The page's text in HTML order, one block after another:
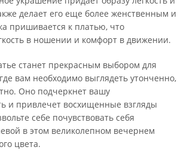
делает его еще более женственным и
пришивается к платью, что
в ношении и комфорт в движении.
станет прекрасным выбором для
вам необходимо выглядеть утонченно,
Оно подчеркнет вашу
и привлечет восхищенные взгляды
себе почувствовать себя
в этом великолепном вечернем
цвета.